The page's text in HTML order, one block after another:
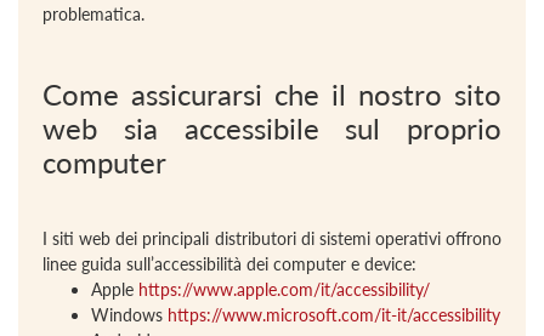
problematica.
Come assicurarsi che il nostro sito
web sia accessibile sul proprio
computer
I siti web dei principali distributori di sistemi operativi offrono
linee guida sull’accessibilità dei computer e device:
Apple https://www.apple.com/it/accessibility/
Windows https://www.microsoft.com/it-it/accessibility